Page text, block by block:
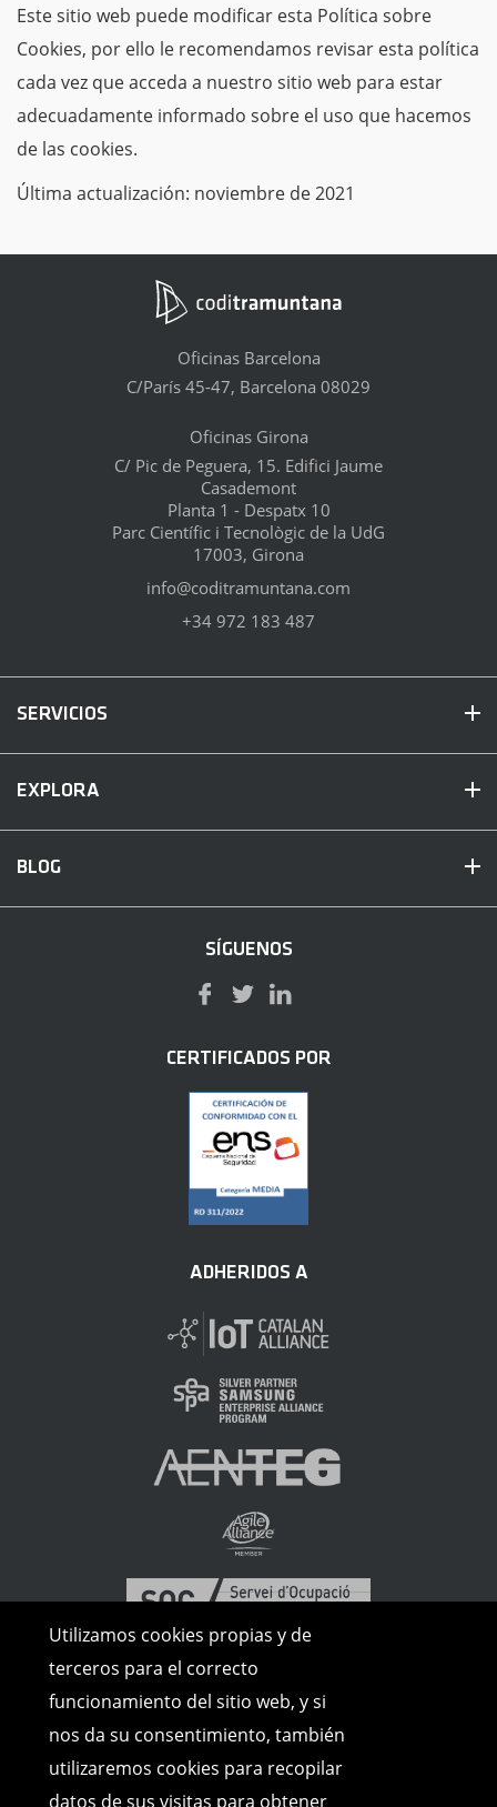
Utilizamos cookies propias y de
terceros para el correcto
funcionamiento del sitio web, y si
nos da su consentimiento, también
utilizaremos cookies para recopilar
datos de sus visitas para obtener
Este sitio web puede modificar esta Política sobre
Cookies, por ello le recomendamos revisar esta política
cada vez que acceda a nuestro sitio web para estar
adecuadamente informado sobre el uso que hacemos
de las cookies.
Última actualización: noviembre de 2021
Oficinas Barcelona
C/París 45-47, Barcelona 08029
Oficinas Girona
C/ Pic de Peguera, 15. Edifici Jaume
Casademont
Planta 1 - Despatx 10
Parc Científic i Tecnològic de la UdG
17003, Girona
info@coditramuntana.com
+34 972 183 487
SERVICIOS
EXPLORA
BLOG
SÍGUENOS
CERTIFICADOS POR
ADHERIDOS A